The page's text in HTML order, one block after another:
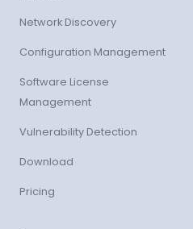
Network Discovery
Configuration Management
Software License
Management
Vulnerability Detection
Download
Pricing